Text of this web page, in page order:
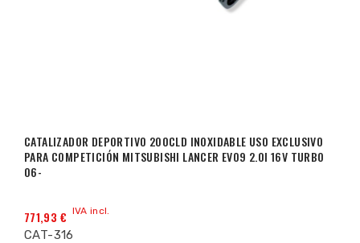
CATALIZADOR DEPORTIVO 200CLD INOXIDABLE USO EXCLUSIVO
PARA COMPETICIÓN MITSUBISHI LANCER EVO9 2.0I 16V TURBO
06-
771,93 € IVA incl.
CAT-316